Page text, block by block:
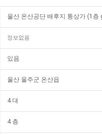
울산 온산공단 배후지 통상가 (1
정보없음
있음
울산 울주군 온산읍
4 대
4 층